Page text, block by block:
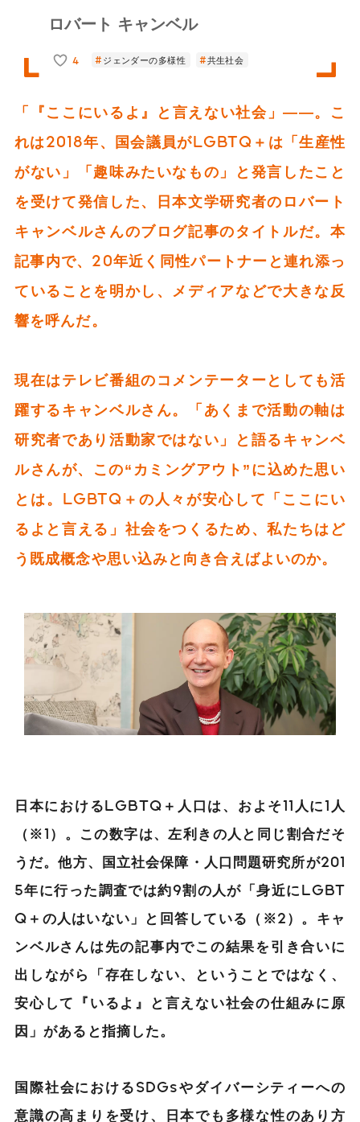
ロバート キャンベル
4 ジェンダーの多様性 共生社会
「『ここにいるよ』と言えない社会」――。こ
れは2018年、国会議員がLGBTQ＋は「生産性
がない」「趣味みたいなもの」と発言したこと
を受けて発信した、日本文学研究者のロバート
キャンベルさんのブログ記事のタイトルだ。本
記事内で、20年近く同性パートナーと連れ添っ
ていることを明かし、メディアなどで大きな反
響を呼んだ。
現在はテレビ番組のコメンテーターとしても活
躍するキャンベルさん。「あくまで活動の軸は
研究者であり活動家ではない」と語るキャンベ
ルさんが、この“カミングアウト”に込めた思い
とは。LGBTQ＋の人々が安心して「ここにい
るよと言える」社会をつくるため、私たちはど
う既成概念や思い込みと向き合えばよいのか。
日本におけるLGBTQ＋人口は、およそ11人に1人
（※1）。この数字は、左利きの人と同じ割合だそ
うだ。他方、国立社会保障・人口問題研究所が201
5年に行った調査では約9割の人が「身近にLGBT
Q＋の人はいない」と回答している（※2）。キャ
ンベルさんは先の記事内でこの結果を引き合いに
出しながら「存在しない、ということではなく、
安心して『いるよ』と言えない社会の仕組みに原
因」があると指摘した。
国際社会におけるSDGsやダイバーシティーへの
意識の高まりを受け、日本でも多様な性のあり方